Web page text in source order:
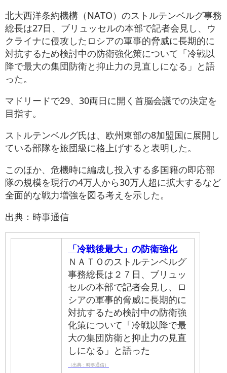
北大西洋条約機構（NATO）のストルテンベルグ事務
総長は27日、ブリュッセルの本部で記者会見し、ウ
クライナに侵攻したロシアの軍事的脅威に長期的に
対抗するため検討中の防衛強化策について「冷戦以
降で最大の集団防衛と抑止力の見直しになる」と語
った。
マドリードで29、30両日に開く首脳会議での決定を
目指す。
ストルテンベルグ氏は、欧州東部の8加盟国に展開し
ている部隊を旅団級に格上げすると表明した。
このほか、危機時に編成し投入する多国籍の即応部
隊の規模を現行の4万人から30万人超に拡大するなど
全面的な戦力増強を図る考えを示した。
出典：時事通信
「冷戦後最大」の防衛強化
ＮＡＴＯのストルテンベルグ
事務総長は２７日、ブリュッ
セルの本部で記者会見し、ロ
シアの軍事的脅威に長期的に
対抗するため検討中の防衛強
化策について「冷戦以降で最
大の集団防衛と抑止力の見直
しになる」と語った
（出典：時事通信）